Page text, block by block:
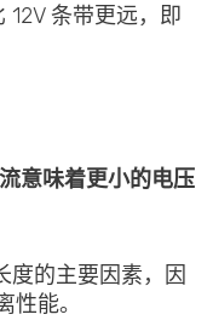
12V 条带更远，即
意味着更小的电压
度的主要因素，因
能。